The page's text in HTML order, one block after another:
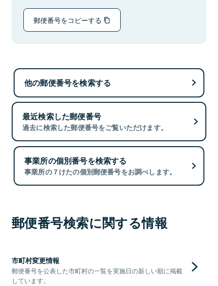
郵便番号をコピーする
他の郵便番号を検索する
最近検索した郵便番号
過去に検索した郵便番号をご覧いただけます。
事業所の個別番号を検索する
事業所の７けたの個別郵便番号をお調べします。
郵便番号検索に関する情報
市町村変更情報
郵便番号を公表した市町村の一覧を実施日の新しい順に掲載
しています。